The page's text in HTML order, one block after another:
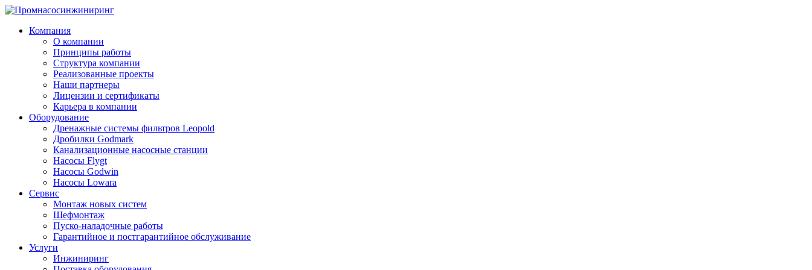
Компания
О компании
Принципы работы
Структура компании
Реализованные проекты
Наши партнеры
Лицензии и сертификаты
Карьера в компании
Оборудование
Дренажные системы фильтров Leopold
Дробилки Godmark
Канализационные насосные станции
Насосы Flygt
Насосы Godwin
Насосы Lowara
Сервис
Монтаж новых систем
Шефмонтаж
Пуско-наладочные работы
Гарантийное и постгарантийное обслуживание
Услуги
Инжиниринг